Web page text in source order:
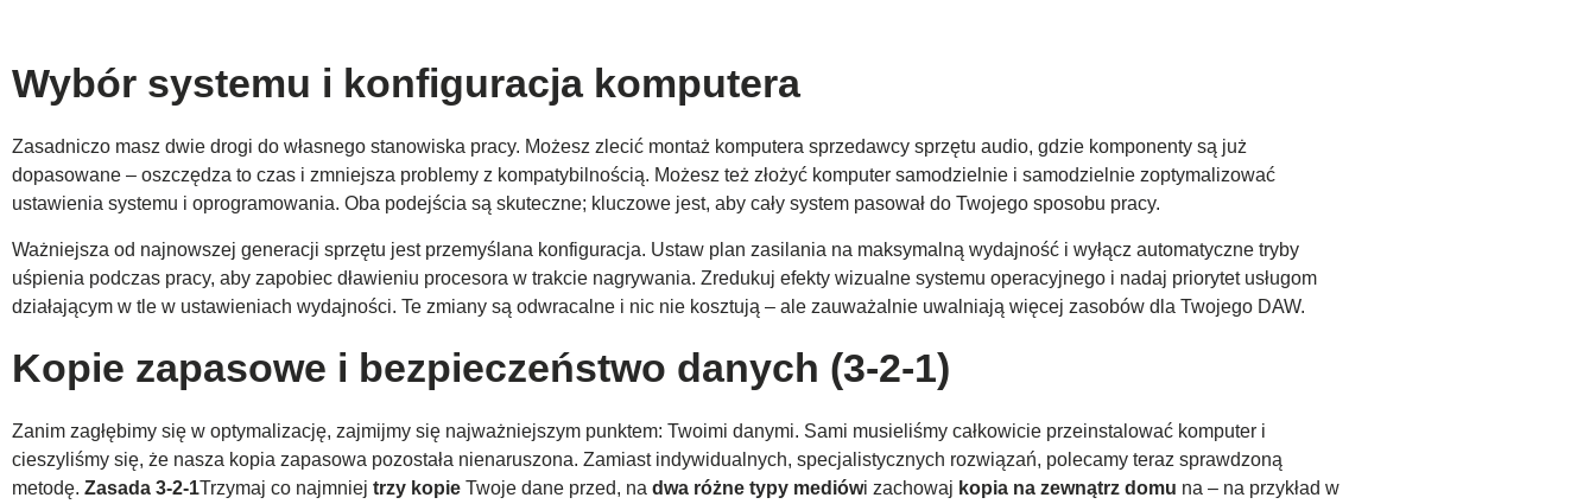
Wybór systemu i konfiguracja komputera
Zasadniczo masz dwie drogi do własnego stanowiska pracy. Możesz zlecić montaż komputera sprzedawcy sprzętu audio, gdzie komponenty są już
dopasowane – oszczędza to czas i zmniejsza problemy z kompatybilnością. Możesz też złożyć komputer samodzielnie i samodzielnie zoptymalizować
ustawienia systemu i oprogramowania. Oba podejścia są skuteczne; kluczowe jest, aby cały system pasował do Twojego sposobu pracy.
Ważniejsza od najnowszej generacji sprzętu jest przemyślana konfiguracja. Ustaw plan zasilania na maksymalną wydajność i wyłącz automatyczne tryby
uśpienia podczas pracy, aby zapobiec dławieniu procesora w trakcie nagrywania. Zredukuj efekty wizualne systemu operacyjnego i nadaj priorytet usługom
działającym w tle w ustawieniach wydajności. Te zmiany są odwracalne i nic nie kosztują – ale zauważalnie uwalniają więcej zasobów dla Twojego DAW.
Kopie zapasowe i bezpieczeństwo danych (3-2-1)
Zanim zagłębimy się w optymalizację, zajmijmy się najważniejszym punktem: Twoimi danymi. Sami musieliśmy całkowicie przeinstalować komputer i
cieszyliśmy się, że nasza kopia zapasowa pozostała nienaruszona. Zamiast indywidualnych, specjalistycznych rozwiązań, polecamy teraz sprawdzoną
metodę. Zasada 3-2-1Trzymaj co najmniej trzy kopie Twoje dane przed, na dwa różne typy mediówi zachowaj kopia na zewnątrz domu na – na przykład w